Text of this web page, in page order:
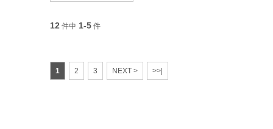
12 件中 1-5 件
1 2 3 NEXT > >>|